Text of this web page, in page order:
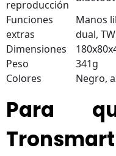
reproducción
Funciones
extras
Manos
dual,
Dimensiones
Peso
341g
Colores
Negro,
Para